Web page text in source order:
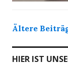
Ältere
HIER IST